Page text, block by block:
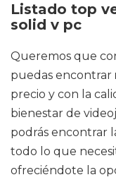
Listado top
solid v pc
Queremos que
puedas encontrar
precio y con la
bienestar de
podrás encontrar
todo lo que
ofreciéndote la